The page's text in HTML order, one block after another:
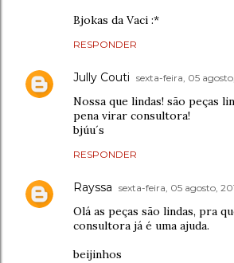
Bjokas da Vaci :*
RESPONDER
Jully Couti sexta-feira, 05
Nossa que lindas! são peças
pena virar consultora!
bjúu´s
RESPONDER
Rayssa sexta-feira, 05 agosto,
Olá as peças são lindas, pra
consultora já é uma ajuda.
beijinhos